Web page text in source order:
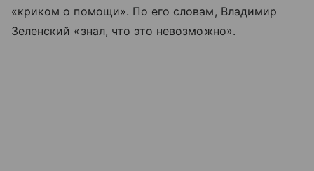
«криком о помощи». По его словам, Владимир
Зеленский «знал, что это невозможно».